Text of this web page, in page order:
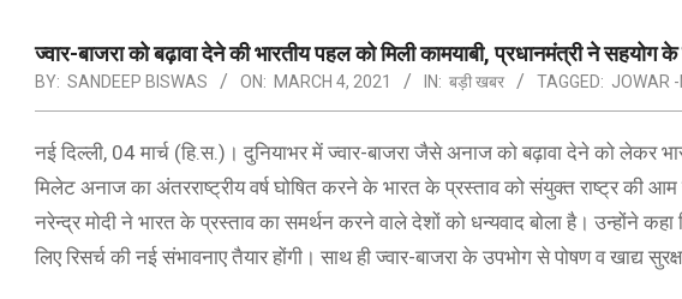
ज्वार-बाजरा को बढ़ावा देने की भारतीय पहल को मिली कामयाबी, प्रधानमंत्री ने सहयोग के
BY: SANDEEP BISWAS ON: MARCH 4, 2021 IN: बड़ी खबर TAGGED: JOWAR
नई दिल्ली, 04 मार्च (हि.स.)। दुनियाभर में ज्वार-बाजरा जैसे अनाज को बढ़ावा देने को लेकर
मिलेट अनाज का अंतरराष्ट्रीय वर्ष घोषित करने के भारत के प्रस्ताव को संयुक्त राष्ट्र की
नरेन्द्र मोदी ने भारत के प्रस्ताव का समर्थन करने वाले देशों को धन्यवाद बोला है। उन्होंने
लिए रिसर्च की नई संभावनाए तैयार होंगी। साथ ही ज्वार-बाजरा के उपभोग से पोषण व खाद्य